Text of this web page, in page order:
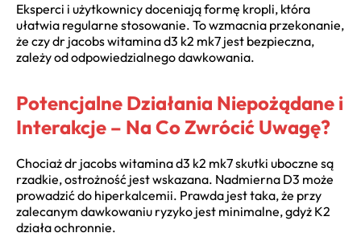
Eksperci i użytkownicy doceniają formę kropli, która
ułatwia regularne stosowanie. To wzmacnia przekonanie,
że czy dr jacobs witamina d3 k2 mk7 jest bezpieczna,
zależy od odpowiedzialnego dawkowania.
Potencjalne Działania Niepożądane i
Interakcje – Na Co Zwrócić Uwagę?
Chociaż dr jacobs witamina d3 k2 mk7 skutki uboczne są
rzadkie, ostrożność jest wskazana. Nadmierna D3 może
prowadzić do hiperkalcemii. Prawda jest taka, że przy
zalecanym dawkowaniu ryzyko jest minimalne, gdyż K2
działa ochronnie.